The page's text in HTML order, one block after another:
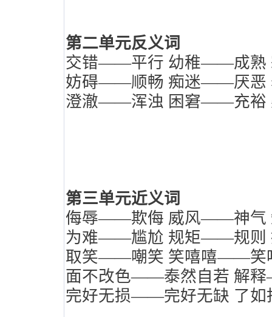
第二单元反义词
交错——平行 幼稚——成熟
妨碍——顺畅 痴迷——厌恶
澄澈——浑浊 困窘——充裕
第三单元近义词
侮辱——欺侮 威风——神气
为难——尴尬 规矩——规则
取笑——嘲笑 笑嘻嘻——笑
面不改色——泰然自若 解
完好无损——完好无缺 了